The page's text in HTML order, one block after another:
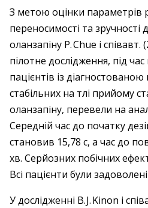
З метою оцінки параметрів
переносимості та зручності
оланзапіну Р. Chue і
пілотне дослідження, під
пацієнтів із
стабільних на тлі прийому
оланзапіну, перевели на
Середній час до початку
становив 15,78 с, а час до
хв. Серйозних побічних
Всі пацієнти були
У дослідженні B. J. Kinon і